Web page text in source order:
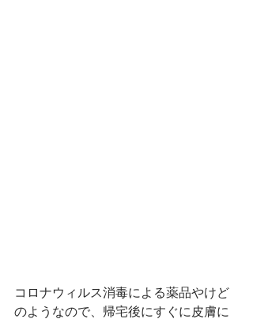
コロナウィルス消毒による薬品やけど
のようなので、帰宅後にすぐに皮膚に